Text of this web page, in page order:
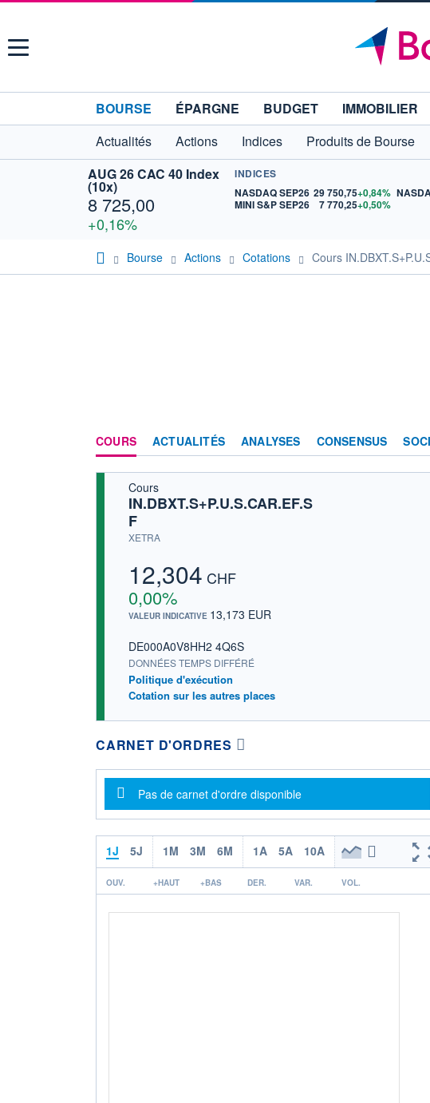
Menu
BOURSE ÉPARGNE BUDGET IMMOBILIER
Actualités
Actions Indices Produits de Bourse
AUG 26 CAC 40 Index
(10x)
8 725,00
+0,16%
INDICES
NASDAQ SEP26 29 750,75+0,84%
MINI S&P SEP26
7 770,25+0,50%
Bourse Actions Cotations Cours
COURS ACTUALITÉS ANALYSES CONSENSUS
Cours
IN.DBXT.S+P.U.S.CAR.EF.S
F
XETRA
12,304 CHF
0,00%
VALEUR INDICATIVE 13,173 EUR
DE000A0V8HH2 4Q6S
DONNÉES TEMPS DIFFÉRÉ
Politique d'exécution
Cotation sur les autres places
CARNET D'ORDRES
Message d'information
Pas de carnet d'ordre disponible
1J 5J 1M 3M 6M 1A 5A 10A
OUV. +HAUT +BAS DER. VAR. VOL.